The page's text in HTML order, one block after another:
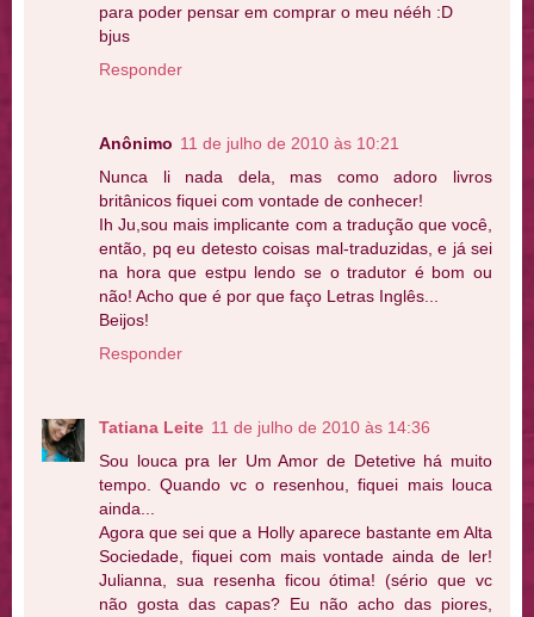
para poder pensar em comprar o meu nééh :D
bjus
Responder
Anônimo 11 de julho de 2010 às 10:21
Nunca li nada dela, mas como adoro livros
britânicos fiquei com vontade de conhecer!
Ih Ju,sou mais implicante com a tradução que você,
então, pq eu detesto coisas mal-traduzidas, e já sei
na hora que estpu lendo se o tradutor é bom ou
não! Acho que é por que faço Letras Inglês...
Beijos!
Responder
Tatiana Leite 11 de julho de 2010 às 14:36
Sou louca pra ler Um Amor de Detetive há muito
tempo. Quando vc o resenhou, fiquei mais louca
ainda...
Agora que sei que a Holly aparece bastante em Alta
Sociedade, fiquei com mais vontade ainda de ler!
Julianna, sua resenha ficou ótima! (sério que vc
não gosta das capas? Eu não acho das piores,